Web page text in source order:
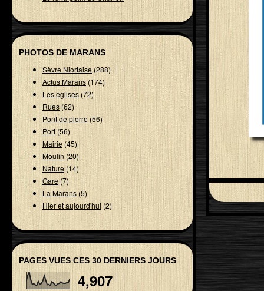
PHOTOS DE MARANS
Sèvre Niortaise(288)
Actus Marans (174)
Les eglises(72)
Rues(62)
Pont de pierre(56)
Port(56)
Mairie(45)
Moulin(20)
Nature(14)
Gare (7)
La Marans(5)
Hier et aujourd'hui (2)
PAGES VUES CES 30 DERNIERS JOURS
4,907